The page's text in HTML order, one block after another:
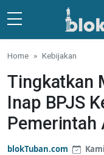
Skip to main content
Home Kebijakan
Tingkatkan
Inap BPJS
Pemerintah
blokTuban.com